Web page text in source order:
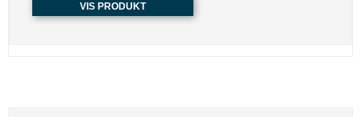
VIS PRODUKT